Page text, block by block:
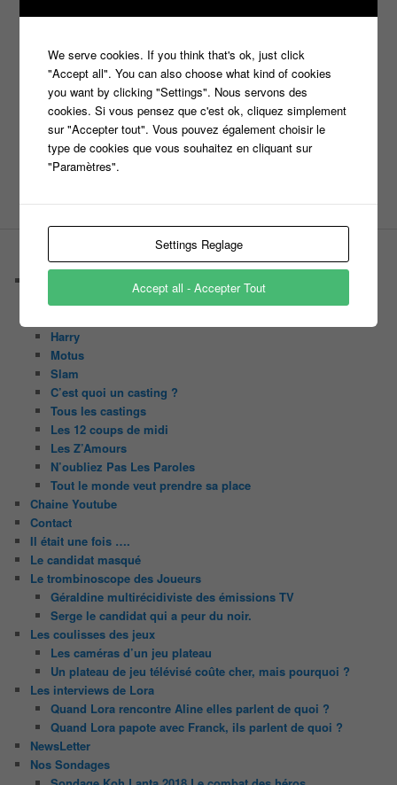
Maestro Masters money drop
n'oubliez pas les paroles
N'oubliez pas les paroles nagui noplp nrj12
Olivier Minne pékin express tf1
PAGES
C’est quoi un casteur ?
Harry
Motus
Slam
C’est quoi un casting ?
Tous les castings
Les 12 coups de midi
Les Z’Amours
N’oubliez Pas Les Paroles
Tout le monde veut prendre sa place
Chaine Youtube
Contact
Il était une fois ….
Le candidat masqué
Le trombinoscope des Joueurs
Géraldine multirécidiviste des émissions TV
Serge le candidat qui a peur du noir.
Les coulisses des jeux
Les caméras d’un jeu plateau
Un plateau de jeu télévisé coûte cher, mais pourquoi ?
Les interviews de Lora
Quand Lora rencontre Aline elles parlent de quoi ?
Quand Lora papote avec Franck, ils parlent de quoi ?
NewsLetter
Nos Sondages
We serve cookies. If you think that's ok, just click
"Accept all". You can also choose what kind of cookies
you want by clicking "Settings". Nous servons des
cookies. Si vous pensez que c'est ok, cliquez simplement
sur "Accepter tout". Vous pouvez également choisir le
type de cookies que vous souhaitez en cliquant sur
"Paramètres".
Settings Reglage
Accept all - Accepter Tout